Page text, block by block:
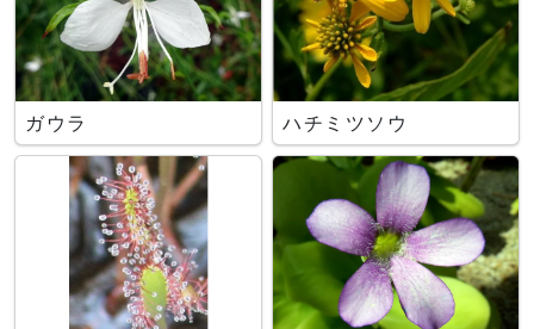
ガウラ ハチミツソウ